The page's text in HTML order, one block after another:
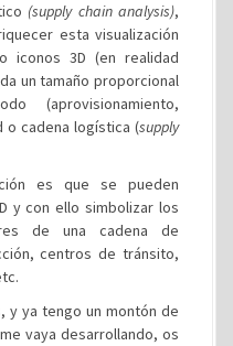
(supply chain analysis),
esta visualización
iconos 3D (en realidad
un tamaño proporcional
(aprovisionamiento,
cadena logística (supply
es que se pueden
y con ello simbolizar los
de una cadena de
centros de tránsito,
y ya tengo un montón de
vaya desarrollando, os